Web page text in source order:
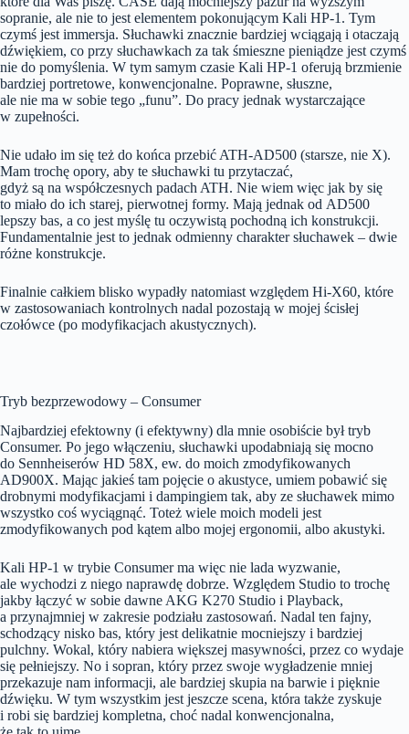
sopranie, ale nie to jest elementem pokonującym Kali HP-1. Tym
czymś jest immersja. Słuchawki znacznie bardziej wciągają i otaczają
dźwiękiem, co przy słuchawkach za tak śmieszne pieniądze jest czymś
nie do pomyślenia. W tym samym czasie Kali HP-1 oferują brzmienie
bardziej portretowe, konwencjonalne. Poprawne, słuszne,
ale nie ma w sobie tego „funu”. Do pracy jednak wystarczające
w zupełności.
Nie udało im się też do końca przebić ATH-AD500 (starsze, nie X).
Mam trochę opory, aby te słuchawki tu przytaczać,
gdyż są na współczesnych padach ATH. Nie wiem więc jak by się
to miało do ich starej, pierwotnej formy. Mają jednak od AD500
lepszy bas, a co jest myślę tu oczywistą pochodną ich konstrukcji.
Fundamentalnie jest to jednak odmienny charakter słuchawek – dwie
różne konstrukcje.
Finalnie całkiem blisko wypadły natomiast względem Hi-X60, które
w zastosowaniach kontrolnych nadal pozostają w mojej ścisłej
czołówce (po modyfikacjach akustycznych).
Tryb bezprzewodowy – Consumer
Najbardziej efektowny (i efektywny) dla mnie osobiście był tryb
Consumer. Po jego włączeniu, słuchawki upodabniają się mocno
do Sennheiserów HD 58X, ew. do moich zmodyfikowanych
AD900X. Mając jakieś tam pojęcie o akustyce, umiem pobawić się
drobnymi modyfikacjami i dampingiem tak, aby ze słuchawek mimo
wszystko coś wyciągnąć. Toteż wiele moich modeli jest
zmodyfikowanych pod kątem albo mojej ergonomii, albo akustyki.
Kali HP-1 w trybie Consumer ma więc nie lada wyzwanie,
ale wychodzi z niego naprawdę dobrze. Względem Studio to trochę
jakby łączyć w sobie dawne AKG K270 Studio i Playback,
a przynajmniej w zakresie podziału zastosowań. Nadal ten fajny,
schodzący nisko bas, który jest delikatnie mocniejszy i bardziej
pulchny. Wokal, który nabiera większej masywności, przez co wydaje
się pełniejszy. No i sopran, który przez swoje wygładzenie mniej
przekazuje nam informacji, ale bardziej skupia na barwie i pięknie
dźwięku. W tym wszystkim jest jeszcze scena, która także zyskuje
i robi się bardziej kompletna, choć nadal konwencjonalna,